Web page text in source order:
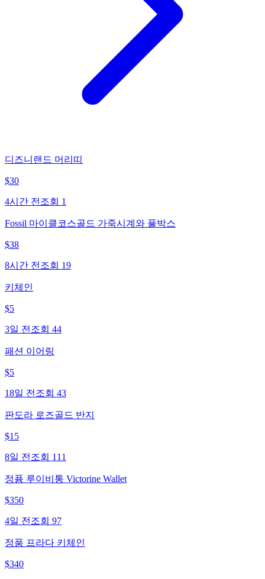
디즈니랜드 머리띠
$30
4시간 전 조회 1
Fossil 마이클코스골드 가죽시계와 풀박스
$38
8시간 전 조회 19
키체인
$5
3일 전 조회 44
패션 이어링
$5
18일 전 조회 43
판도라 로즈골드 반지
$15
8일 전 조회 111
정퓸 루이비통 Victorine Wallet
$350
4일 전 조회 97
정품 프라다 키체인
$340